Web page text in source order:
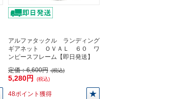
アルファタックル ランディング
ギアネット ＯＶＡＬ ６０ ワ
ンピースフレーム【即日発送】
定価：6,600円 (税込)
5,280円 (税込)
48ポイント獲得